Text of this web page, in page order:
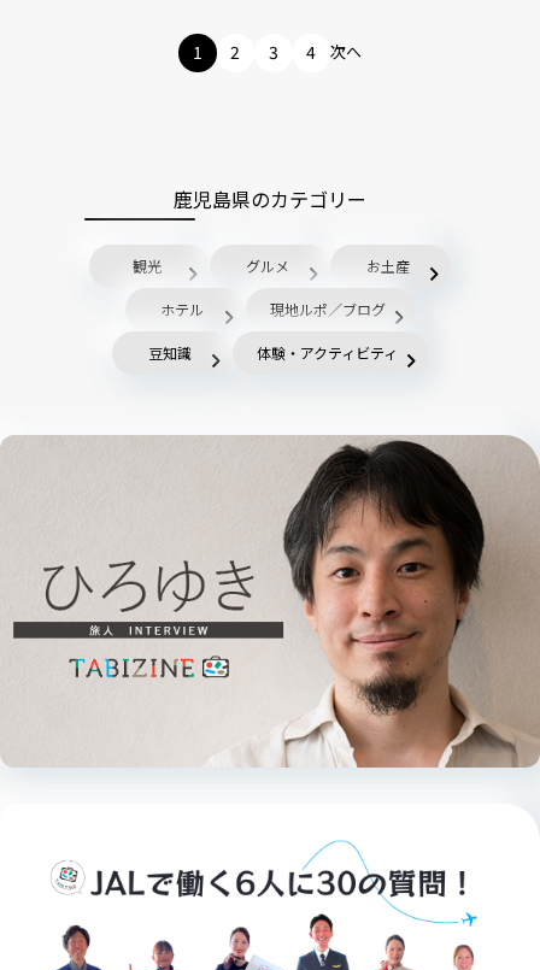
1 2 3 4 次へ
鹿児島県のカテゴリー
観光 グルメ お土産
ホテル 現地ルポ／ブログ
豆知識 体験・アクティビティ